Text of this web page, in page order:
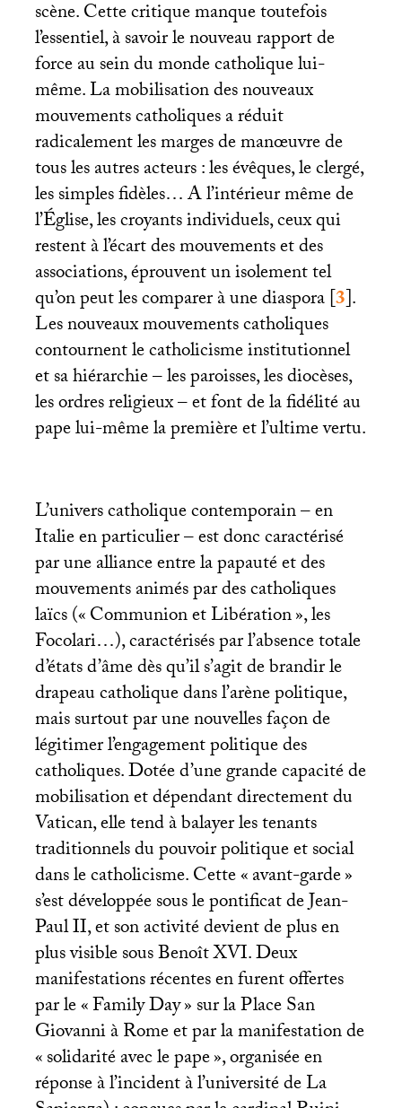
scène. Cette critique manque toutefois
l’essentiel, à savoir le nouveau rapport de
force au sein du monde catholique lui-
même. La mobilisation des nouveaux
mouvements catholiques a réduit
radicalement les marges de manœuvre de
tous les autres acteurs : les évêques, le clergé,
les simples fidèles… A l’intérieur même de
l’Église, les croyants individuels, ceux qui
restent à l’écart des mouvements et des
associations, éprouvent un isolement tel
qu’on peut les comparer à une diaspora[3].
Les nouveaux mouvements catholiques
contournent le catholicisme institutionnel
et sa hiérarchie – les paroisses, les diocèses,
les ordres religieux – et font de la fidélité au
pape lui-même la première et l’ultime vertu.
L’univers catholique contemporain – en
Italie en particulier – est donc caractérisé
par une alliance entre la papauté et des
mouvements animés par des catholiques
laïcs («Communion et Libération», les
Focolari…), caractérisés par l’absence totale
d’états d’âme dès qu’il s’agit de brandir le
drapeau catholique dans l’arène politique,
mais surtout par une nouvelles façon de
légitimer l’engagement politique des
catholiques. Dotée d’une grande capacité de
mobilisation et dépendant directement du
Vatican, elle tend à balayer les tenants
traditionnels du pouvoir politique et social
dans le catholicisme. Cette «avant-garde»
s’est développée sous le pontificat de Jean-
PaulII, et son activité devient de plus en
plus visible sous BenoîtXVI. Deux
manifestations récentes en furent offertes
par le «Family Day» sur la Place San
Giovanni à Rome et par la manifestation de
«solidarité avec le pape», organisée en
réponse à l’incident à l’université de La